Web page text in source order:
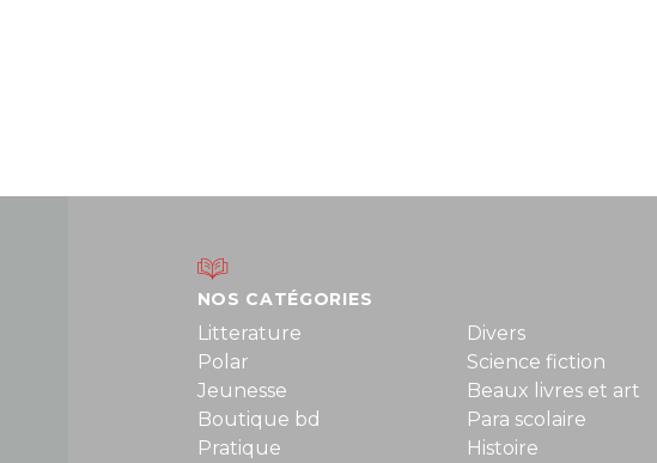
NOS CATÉGORIES
Litterature
Polar
Jeunesse
Boutique bd
Pratique
Divers
Science fiction
Beaux livres et art
Para scolaire
Histoire